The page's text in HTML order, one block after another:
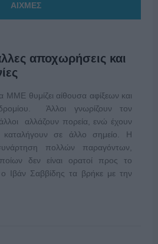
ΑΙΧΜΕΣ
αποχωρήσεις και
ΜΜΕ θυμίζει αίθουσα αφίξεων και
Άλλοι γνωρίζουν τον
αλλάζουν πορεία, ενώ έχουν
καταλήγουν σε άλλο σημείο. Η
συνάρτηση πολλών παραγόντων,
δεν είναι ορατοί προς το
Ιβάν Σαββίδης τα βρήκε με την